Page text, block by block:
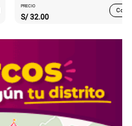
PRECIO
S/ 32.00